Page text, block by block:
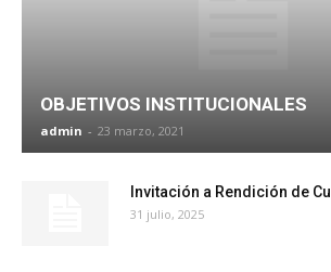
OBJETIVOS INSTITUCIONALES
admin - 23 marzo, 2021
Invitación a Rendición de
31 julio, 2025